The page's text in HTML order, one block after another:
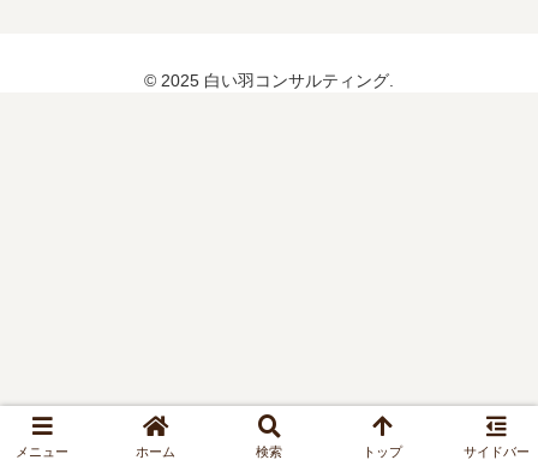
© 2025 白い羽コンサルティング.
メニュー ホーム 検索 トップ サイドバー